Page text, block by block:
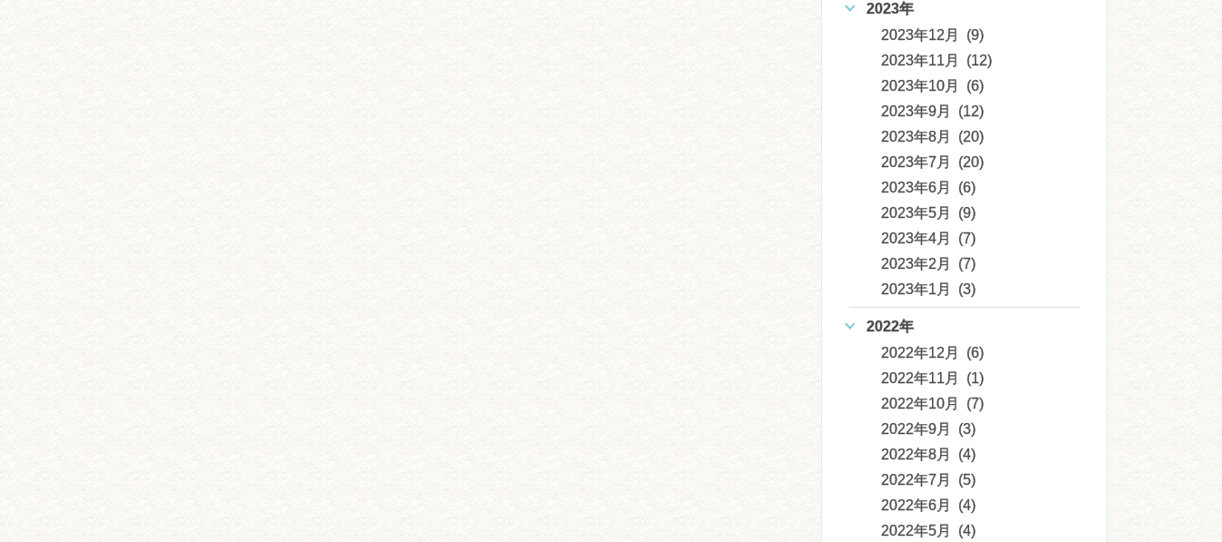
2023年
2023年12月 (9)
2023年11月 (12)
2023年10月 (6)
2023年9月 (12)
2023年8月 (20)
2023年7月 (20)
2023年6月 (6)
2023年5月 (9)
2023年4月 (7)
2023年2月 (7)
2023年1月 (3)
2022年
2022年12月 (6)
2022年11月 (1)
2022年10月 (7)
2022年9月 (3)
2022年8月 (4)
2022年7月 (5)
2022年6月 (4)
2022年5月 (4)